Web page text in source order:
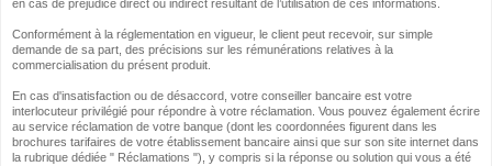
en cas de préjudice direct ou indirect résultant de l’utilisation de ces informations.
Conformément à la réglementation en vigueur, le client peut recevoir, sur simple
demande de sa part, des précisions sur les rémunérations relatives à la
commercialisation du présent produit.
En cas d'insatisfaction ou de désaccord, votre conseiller bancaire est votre
interlocuteur privilégié pour répondre à votre réclamation. Vous pouvez également écrire
au service réclamation de votre banque (dont les coordonnées figurent dans les
brochures tarifaires de votre établissement bancaire ainsi que sur son site internet dans
la rubrique dédiée " Réclamations "), y compris si la réponse ou solution qui vous a été